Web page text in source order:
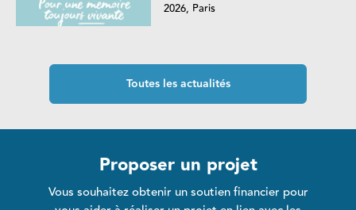
2026, Paris
Toutes les actualités
Proposer un projet
Vous souhaitez obtenir un soutien financier pour